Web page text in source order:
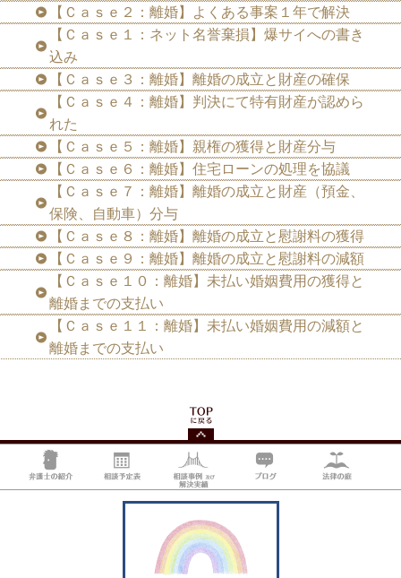
【Ｃａｓｅ２：離婚】よくある事案１年で解決
【Ｃａｓｅ１：ネット名誉棄損】爆サイへの書き
込み
【Ｃａｓｅ３：離婚】離婚の成立と財産の確保
【Ｃａｓｅ４：離婚】判決にて特有財産が認めら
れた
【Ｃａｓｅ５：離婚】親権の獲得と財産分与
【Ｃａｓｅ６：離婚】住宅ローンの処理を協議
【Ｃａｓｅ７：離婚】離婚の成立と財産（預金、
保険、自動車）分与
【Ｃａｓｅ８：離婚】離婚の成立と慰謝料の獲得
【Ｃａｓｅ９：離婚】離婚の成立と慰謝料の減額
【Ｃａｓｅ１０：離婚】未払い婚姻費用の獲得と
離婚までの支払い
【Ｃａｓｅ１１：離婚】未払い婚姻費用の減額と
離婚までの支払い